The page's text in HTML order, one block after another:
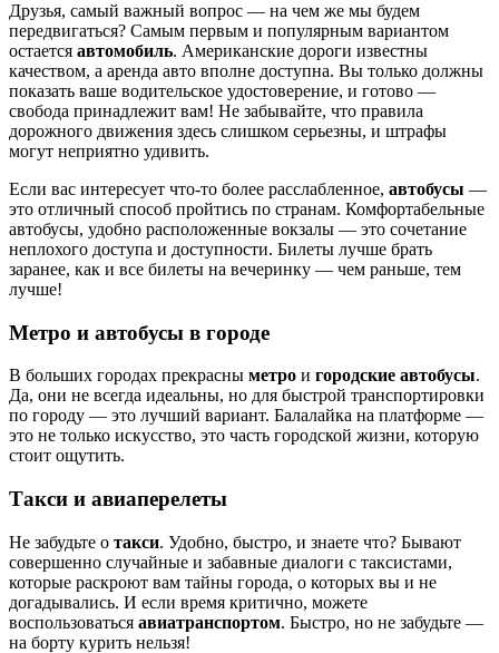
Друзья, самый важный вопрос — на чем же мы будем
передвигаться? Самым первым и популярным вариантом
остается автомобиль. Американские дороги известны
качеством, а аренда авто вполне доступна. Вы только должны
показать ваше водительское удостоверение, и готово —
свобода принадлежит вам! Не забывайте, что правила
дорожного движения здесь слишком серьезны, и штрафы
могут неприятно удивить.
Если вас интересует что-то более расслабленное, автобусы —
это отличный способ пройтись по странам. Комфортабельные
автобусы, удобно расположенные вокзалы — это сочетание
неплохого доступа и доступности. Билеты лучше брать
заранее, как и все билеты на вечеринку — чем раньше, тем
лучше!
Метро и автобусы в городе
В больших городах прекрасны метро и городские автобусы.
Да, они не всегда идеальны, но для быстрой транспортировки
по городу — это лучший вариант. Балалайка на платформе —
это не только искусство, это часть городской жизни, которую
стоит ощутить.
Такси и авиаперелеты
Не забудьте о такси. Удобно, быстро, и знаете что? Бывают
совершенно случайные и забавные диалоги с таксистами,
которые раскроют вам тайны города, о которых вы и не
догадывались. И если время критично, можете
воспользоваться авиатранспортом. Быстро, но не забудьте —
на борту курить нельзя!